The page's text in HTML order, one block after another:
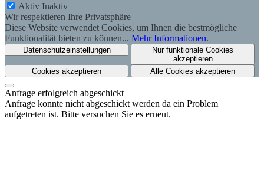
Aktiv Inaktiv
Wir respektieren Ihre Privatsphäre
Diese Website verwendet Cookies, um Ihnen die bestmögliche
Funktionalität bieten zu können... Mehr Informationen.
Datenschutzeinstellungen
Nur funktionale Cookies
akzeptieren
Cookies akzeptieren
Alle Cookies akzeptieren
Anfrage erfolgreich abgeschickt
Anfrage konnte nicht abgeschickt werden da ein Problem
aufgetreten ist. Bitte versuchen Sie es erneut.